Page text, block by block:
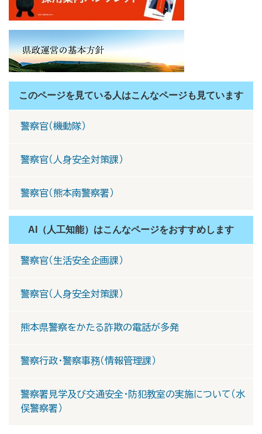
このページを見ている人はこんなページも見ています
警察官（機動隊）
警察官（人身安全対策課）
警察官（熊本南警察署）
AI（人工知能）はこんなページをおすすめします
警察官（生活安全企画課）
警察官（人身安全対策課）
熊本県警察をかたる詐欺の電話が多発
警察行政・警察事務（情報管理課）
警察署見学及び交通安全・防犯教室の実施について（水
俣警察署）